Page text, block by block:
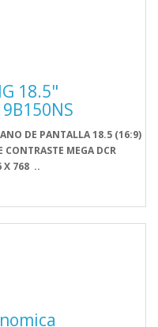
18.5"
DE PANTALLA 18.5 (16:9)
MEGA DCR
X 768 ..